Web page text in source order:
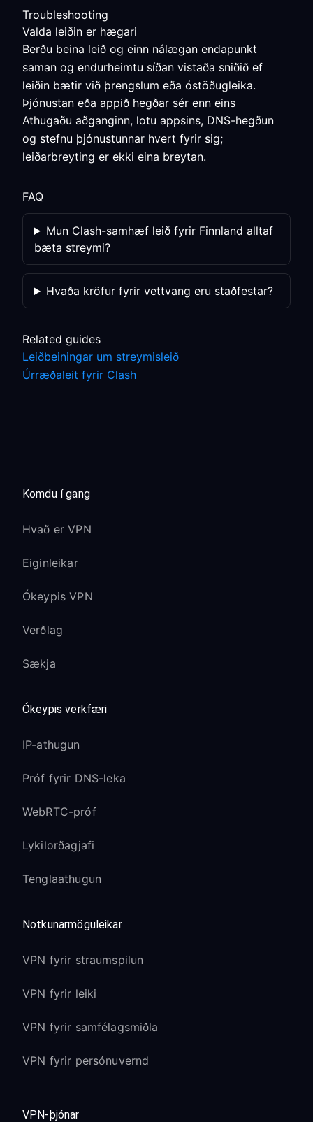
Troubleshooting
Valda leiðin er hægari
Berðu beina leið og einn nálægan endapunkt
saman og endurheimtu síðan vistaða sniðið ef
leiðin bætir við þrengslum eða óstöðugleika.
Þjónustan eða appið hegðar sér enn eins
Athugaðu aðganginn, lotu appsins, DNS-hegðun
og stefnu þjónustunnar hvert fyrir sig;
leiðarbreyting er ekki eina breytan.
FAQ
Mun Clash-samhæf leið fyrir Finnland alltaf
bæta streymi?
Hvaða kröfur fyrir vettvang eru staðfestar?
Related guides
Leiðbeiningar um streymisleið
Úrræðaleit fyrir Clash
Komdu í gang
Hvað er VPN
Eiginleikar
Ókeypis VPN
Verðlag
Sækja
Ókeypis verkfæri
IP-athugun
Próf fyrir DNS-leka
WebRTC-próf
Lykilorðagjafi
Tenglaathugun
Notkunarmöguleikar
VPN fyrir straumspilun
VPN fyrir leiki
VPN fyrir samfélagsmiðla
VPN fyrir persónuvernd
VPN-þjónar